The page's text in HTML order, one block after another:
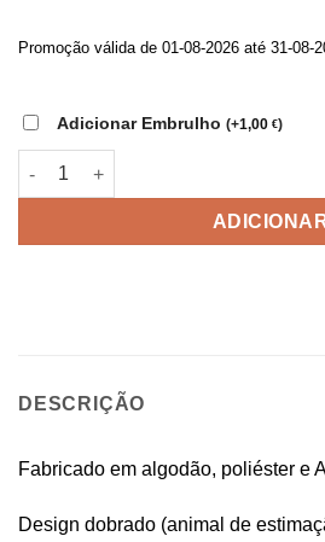
Promoção válida de 01-08-2026 até 31-08-
Adicionar Embrulho (+1,00 €)
Quantidade de Ovelha Peluche
DESCRIÇÃO
Fabricado em algodão, poliéster e
Design dobrado (animal de